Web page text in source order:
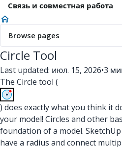
Связь и совместная работа
Browse pages
Circle Tool
Last updated: июл. 15, 2026•3
The Circle tool (
) does exactly what you think it
your model! Circles and other
foundation of a model.
have a radius and connect